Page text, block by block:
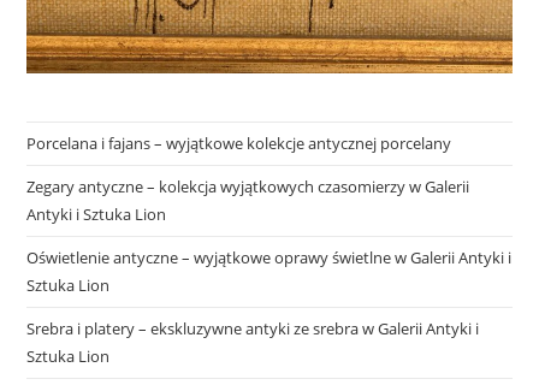
Porcelana i fajans – wyjątkowe kolekcje antycznej porcelany
Zegary antyczne – kolekcja wyjątkowych czasomierzy w Galerii
Antyki i Sztuka Lion
Oświetlenie antyczne – wyjątkowe oprawy świetlne w Galerii Antyki i
Sztuka Lion
Srebra i platery – ekskluzywne antyki ze srebra w Galerii Antyki i
Sztuka Lion